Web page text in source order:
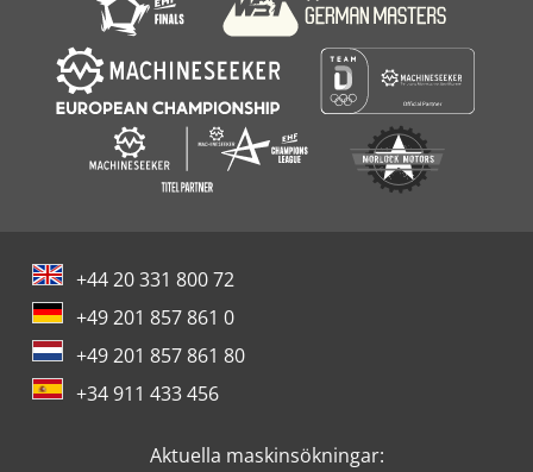
+44 20 331 800 72
+49 201 857 861 0
+49 201 857 861 80
+34 911 433 456
Aktuella maskinsökningar: